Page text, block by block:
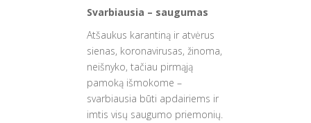
Svarbiausia – saugumas
Atšaukus karantiną ir atvėrus
sienas, koronavirusas, žinoma,
neišnyko, tačiau pirmąją
pamoką išmokome –
svarbiausia būti apdairiems ir
imtis visų saugumo priemonių.